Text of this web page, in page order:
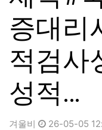
증대리
적검사
성적…
겨울비 26-05-05